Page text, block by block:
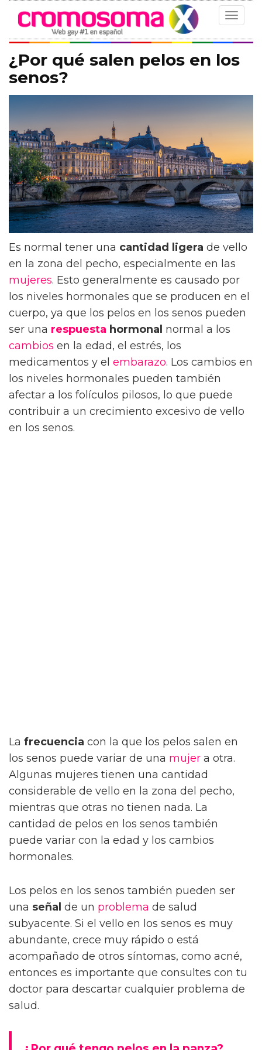
Toggle
¿Por qué salen pelos en los
senos?
Es normal tener una cantidad ligera de vello
en la zona del pecho, especialmente en las
mujeres. Esto generalmente es causado por
los niveles hormonales que se producen en el
cuerpo, ya que los pelos en los senos pueden
ser una respuesta hormonal normal a los
cambios en la edad, el estrés, los
medicamentos y el embarazo. Los cambios en
los niveles hormonales pueden también
afectar a los folículos pilosos, lo que puede
contribuir a un crecimiento excesivo de vello
en los senos.
La frecuencia con la que los pelos salen en
los senos puede variar de una mujer a otra.
Algunas mujeres tienen una cantidad
considerable de vello en la zona del pecho,
mientras que otras no tienen nada. La
cantidad de pelos en los senos también
puede variar con la edad y los cambios
hormonales.
Los pelos en los senos también pueden ser
una señal de un problema de salud
subyacente. Si el vello en los senos es muy
abundante, crece muy rápido o está
acompañado de otros síntomas, como acné,
entonces es importante que consultes con tu
doctor para descartar cualquier problema de
salud.